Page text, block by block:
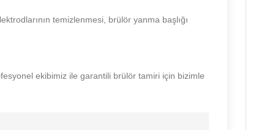
temizlenmesi, brülör yanma başlığı
ekibimiz ile garantili brülör tamiri için bizimle